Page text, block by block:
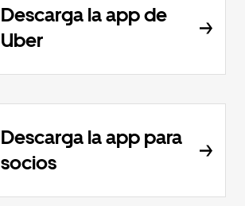
Descarga la app de
Uber
Descarga la app para
socios